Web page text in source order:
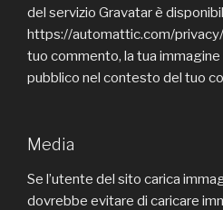
del servizio Gravatar è
https://automattic.com/privacy/
tuo commento, la tua
pubblico nel contesto del tuo
Media
Se l’utente del sito carica
dovrebbe evitare di caricare